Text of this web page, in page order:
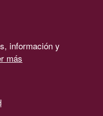
información y
más